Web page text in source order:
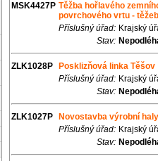
MSK4427P Těžba hořlavého
povrchového vrtu -
Příslušný úřad: Krajský
Stav:
ZLK1028P
Posklizňová linka Těšov
Příslušný úřad: Krajský
Stav:
ZLK1027P
Novostavba výrobní
Příslušný úřad: Krajský
Stav: